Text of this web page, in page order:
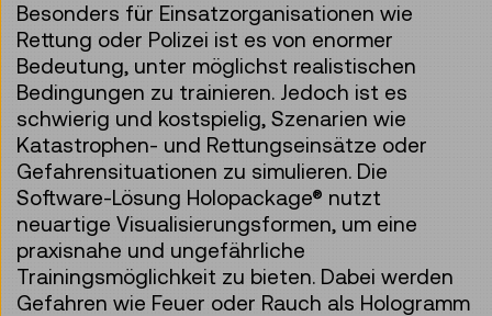
Besonders für Einsatzorganisationen wie
Rettung oder Polizei ist es von enormer
Bedeutung, unter möglichst realistischen
Bedingungen zu trainieren. Jedoch ist es
schwierig und kostspielig, Szenarien wie
Katastrophen- und Rettungseinsätze oder
Gefahrensituationen zu simulieren. Die
Software-Lösung Holopackage® nutzt
neuartige Visualisierungsformen, um eine
praxisnahe und ungefährliche
Trainingsmöglichkeit zu bieten. Dabei werden
Gefahren wie Feuer oder Rauch als Hologramm